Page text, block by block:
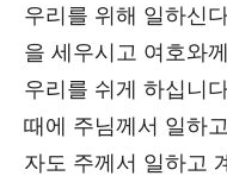
우리를 위해 일하신
을 세우시고 여호와
우리를 쉬게 하십니
때에 주님께서 일하
자도 주께서 일하고